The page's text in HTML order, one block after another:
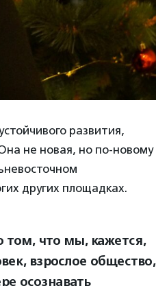
развития,
не новая, но по-новому
других площадках.
том, что мы, кажется,
взрослое общество,
осознавать